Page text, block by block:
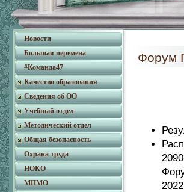
Форум
Новости
Большая перемена
#Команда47
Качество образования
Сведения об ОО
Учебный отдел
Методический отдел
Общая безопасность
Охрана труда
НОКО
МПМО